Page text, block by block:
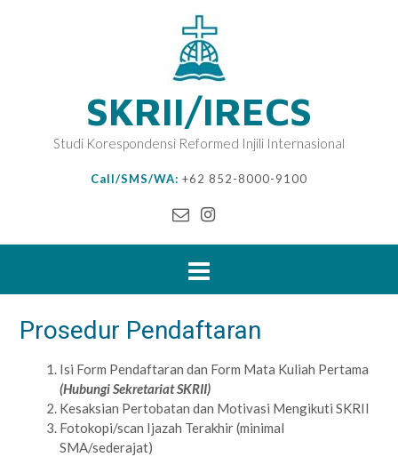
SKRII/IRECS
Studi Korespondensi Reformed Injili Internasional
Call/SMS/WA: +62 852-8000-9100
Prosedur Pendaftaran
Isi Form Pendaftaran dan Form Mata Kuliah Pertama
(Hubungi Sekretariat SKRII)
Kesaksian Pertobatan dan Motivasi Mengikuti SKRII
Fotokopi/scan Ijazah Terakhir (minimal
SMA/sederajat)